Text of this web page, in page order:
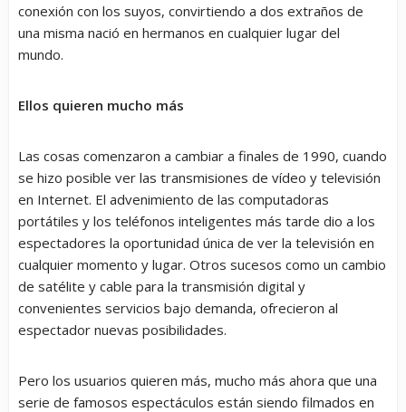
conexión con los suyos, convirtiendo a dos extraños de
una misma nació en hermanos en cualquier lugar del
mundo.
Ellos quieren mucho más
Las cosas comenzaron a cambiar a finales de 1990, cuando
se hizo posible ver las transmisiones de vídeo y televisión
en Internet. El advenimiento de las computadoras
portátiles y los teléfonos inteligentes más tarde dio a los
espectadores la oportunidad única de ver la televisión en
cualquier momento y lugar. Otros sucesos como un cambio
de satélite y cable para la transmisión digital y
convenientes servicios bajo demanda, ofrecieron al
espectador nuevas posibilidades.
Pero los usuarios quieren más, mucho más ahora que una
serie de famosos espectáculos están siendo filmados en